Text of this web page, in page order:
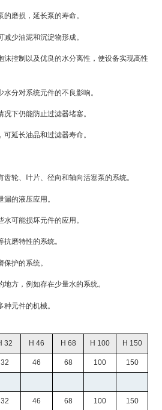
磨损，延长泵的寿命。
少油泥和沉淀物形成。
沫控制以及优良的水分离性，使设备实现高性
分对系统元件的不良影响。
下仍能防止过滤器堵塞。
延长油品和过滤器寿命。
轮、叶片、径向和轴向活塞泵的系统。
的液压应用。
可能损坏元件的应用。
磨特性的系统。
护的系统。
方，例如存在少量水的系统。
元件的机械。
32 H 46 H 68 H 100 H 150
32 46 68 100 150
32 46 68 100 150